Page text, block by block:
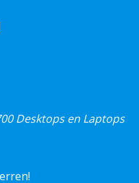
Desktops en Laptops